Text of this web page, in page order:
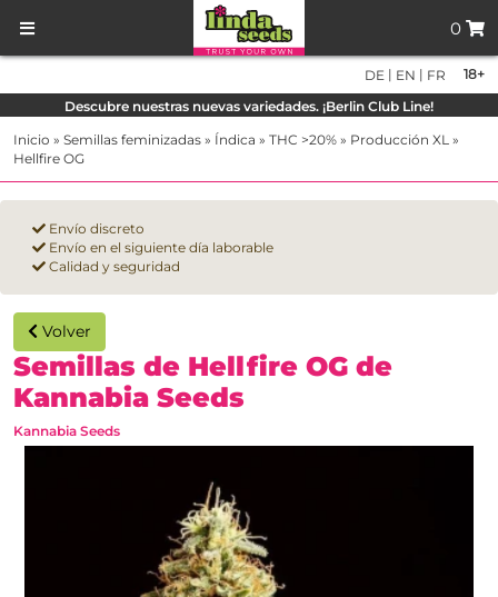
0
18+
DE | EN | FR
Descubre nuestras nuevas variedades. ¡Berlin Club Line!
Inicio » Semillas feminizadas » Índica » THC >20% » Producción XL »
Hellfire OG
Envío discreto
Envío en el siguiente día laborable
Calidad y seguridad
Volver
Semillas de Hellfire OG de
Kannabia Seeds
Kannabia Seeds